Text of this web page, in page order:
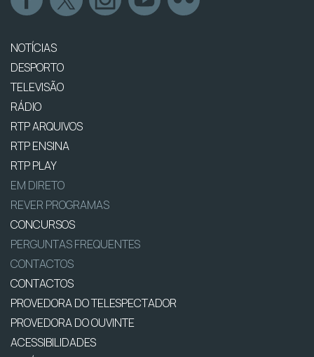
NOTÍCIAS
DESPORTO
TELEVISÃO
RÁDIO
RTP ARQUIVOS
RTP ENSINA
RTP PLAY
EM DIRETO
REVER PROGRAMAS
CONCURSOS
PERGUNTAS FREQUENTES
CONTACTOS
CONTACTOS
PROVEDORA DO TELESPECTADOR
PROVEDORA DO OUVINTE
ACESSIBILIDADES